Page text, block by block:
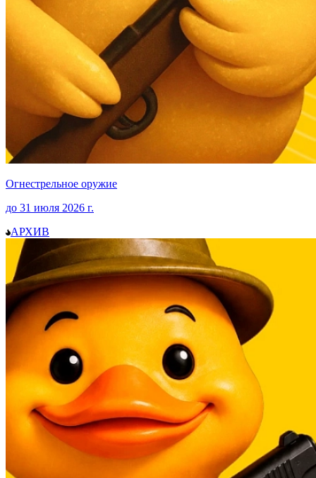
Огнестрельное оружие
до 31 июля 2026 г.
АРХИВ